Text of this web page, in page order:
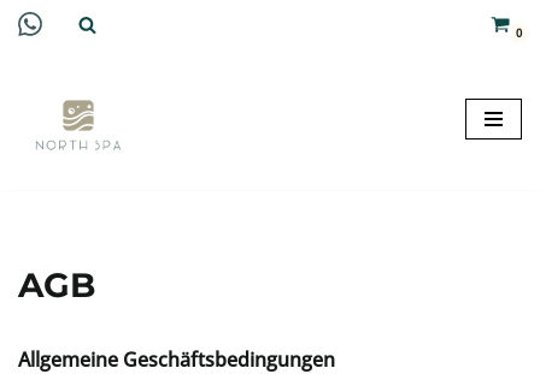
springen
0
AGB
Allgemeine Geschäftsbedingungen